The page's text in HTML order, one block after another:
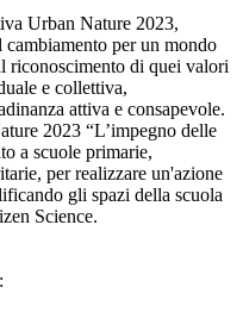
Urban Nature 2023,
cambiamento per un mondo
riconoscimento di quei valori
e collettiva,
attiva e consapevole.
2023 “L’impegno delle
a scuole primarie,
per realizzare un'azione
gli spazi della scuola
Science.